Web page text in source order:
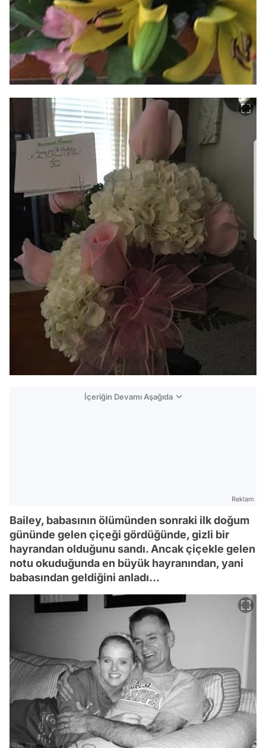
İçeriğin Devamı Aşağıda
Reklam
Bailey, babasının ölümünden sonraki ilk doğum
gününde gelen çiçeği gördüğünde, gizli bir
hayrandan olduğunu sandı. Ancak çiçekle gelen
notu okuduğunda en büyük hayranından, yani
babasından geldiğini anladı...